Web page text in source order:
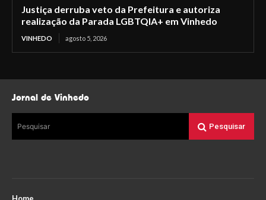
Justiça derruba veto da Prefeitura e autoriza
realização da Parada LGBTQIA+ em Vinhedo
VINHEDO agosto 5, 2026
Jornal de Vinhedo
Pesquisar Pesquisar
Home